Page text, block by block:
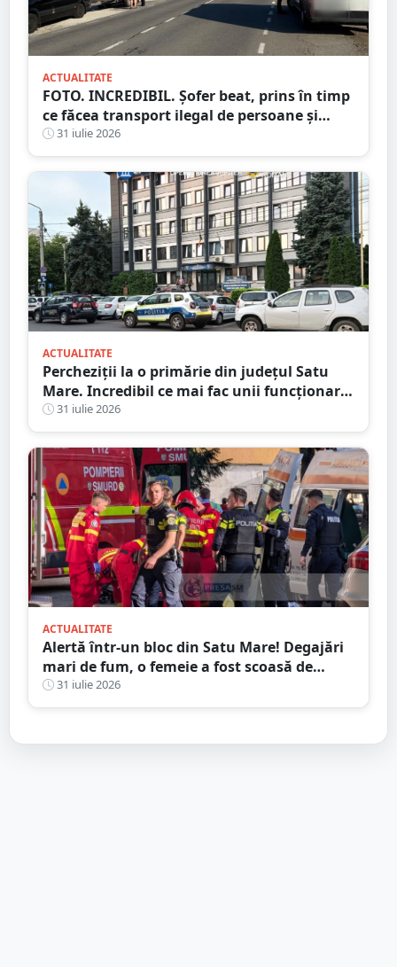
ACTUALITATE
FOTO. INCREDIBIL. Șofer beat, prins în timp
ce făcea transport ilegal de persoane și
reținut
31 iulie 2026
ACTUALITATE
Percheziții la o primărie din județul Satu
Mare. Incredibil ce mai fac unii funcționari
publici
31 iulie 2026
ACTUALITATE
Alertă într-un bloc din Satu Mare! Degajări
mari de fum, o femeie a fost scoasă de
Pompieri
31 iulie 2026